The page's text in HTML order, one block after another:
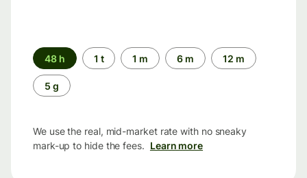
Time
period
48 h 1 t 1 m 6 m 12 m
5 g
We use the real, mid-market rate with no sneaky
mark-up to hide the fees. Learn more